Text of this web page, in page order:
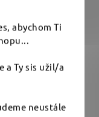
abychom Ti
a Ty sis užil/a
neustále